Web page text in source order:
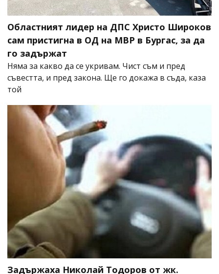
Областният лидер на ДПС Христо Широков
сам пристигна в ОД на МВР в Бургас, за да
го задържат
Няма за какво да се укривам. Чист съм и пред
съвестта, и пред закона. Ще го докажа в съда, каза
той
Задържаха Николай Тодоров от жк.